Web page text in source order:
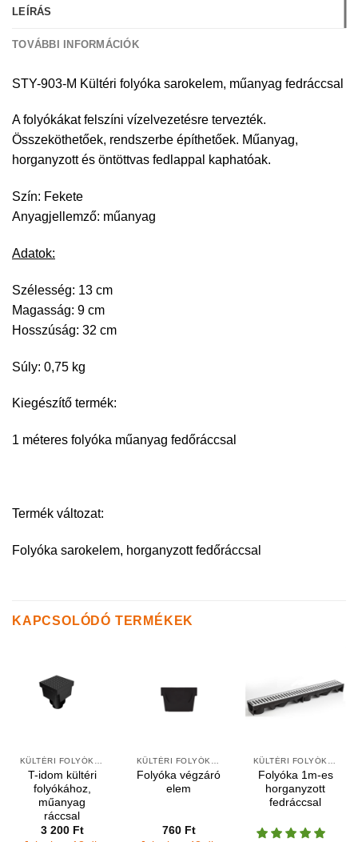
LEÍRÁS
TOVÁBBI INFORMÁCIÓK
STY-903-M Kültéri folyóka sarokelem, műanyag fedráccsal
A folyókákat felszíni vízelvezetésre tervezték.
Összeköthetőek, rendszerbe építhetőek. Műanyag,
horganyzott és öntöttvas fedlappal kaphatóak.
Szín: Fekete
Anyagjellemző: műanyag
Adatok:
Szélesség: 13 cm
Magasság: 9 cm
Hosszúság: 32 cm
Súly: 0,75 kg
Kiegészítő termék:
1 méteres folyóka műanyag fedőráccsal
Termék változat:
Folyóka sarokelem, horganyzott fedőráccsal
KAPCSOLÓDÓ TERMÉKEK
KÜLTÉRI FOLYÓKÁK ÉS VÍZNYELŐK
T-idom kültéri
folyókához,
műanyag
ráccsal
3 200 Ft
KÜLTÉRI FOLYÓKÁK ÉS ELEMEK
Folyóka végzáró
elem
760 Ft
KÜLTÉRI FOLYÓKÁK ÉS ELEMEK
Folyóka 1m-es
horganyzott
fedráccsal